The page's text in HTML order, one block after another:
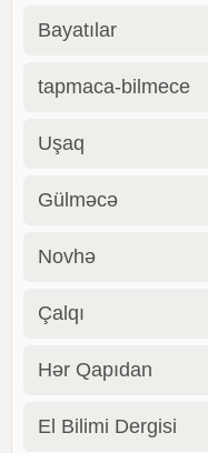
Bayatılar
tapmaca-bilmece
Uşaq
Gülməcə
Novhə
Çalqı
Hər Qapıdan
El Bilimi Dergisi